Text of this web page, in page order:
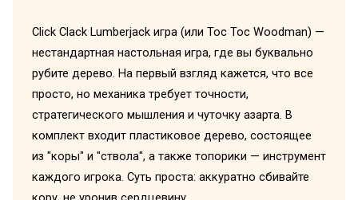
Click Clack Lumberjack игра (или Toc Toc Woodman) —
нестандартная настольная игра, где вы буквально
рубите дерево. На первый взгляд кажется, что все
просто, но механика требует точности,
стратегического мышления и чуточку азарта. В
комплект входит пластиковое дерево, состоящее
из "коры" и "ствола", а также топорики — инструмент
каждого игрока. Суть проста: аккуратно сбивайте